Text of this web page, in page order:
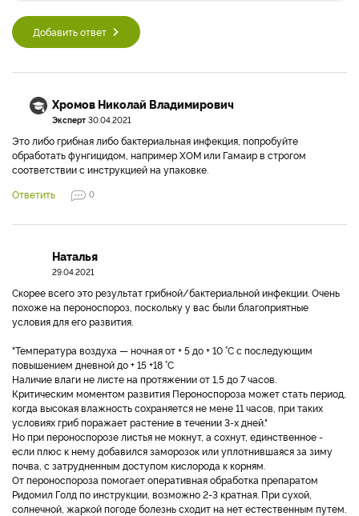
Добавить ответ
Хромов Николай Владимирович
Эксперт 30.04.2021
Это либо грибная либо бактериальная инфекция, попробуйте
обработать фунгицидом, например ХОМ или Гамаир в строгом
соответствии с инструкцией на упаковке.
Ответить
0
Наталья
29.04.2021
Скорее всего это результат грибной/бактериальной инфекции. Очень
похоже на пероноспороз, поскольку у вас были благоприятные
условия для его развития.
"Температура воздуха — ночная от + 5 до + 10 °С с последующим
повышением дневной до + 15 +18 °С
Наличие влаги не листе на протяжении от 1,5 до 7 часов.
Критическим моментом развития Пероноспороза может стать период,
когда высокая влажность сохраняется не мене 11 часов, при таких
условиях гриб поражает растение в течении 3-х дней."
Но при пероноспорозе листья не мокнут, а сохнут, единственное -
если плюс к нему добавился заморозок или уплотнившаяся за зиму
почва, с затрудненным доступом кислорода к корням.
От пероноспороза помогает оперативная обработка препаратом
Ридомил Голд по инструкции, возможно 2-3 кратная. При сухой,
солнечной, жаркой погоде болезнь сходит на нет естественным путем.